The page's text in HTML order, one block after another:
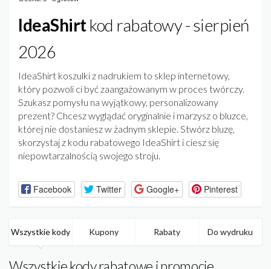
IdeaShirtkod rabatowy - sierpień
2026
IdeaShirt koszulki z nadrukiem to sklep internetowy,
który pozwoli ci być zaangażowanym w proces twórczy.
Szukasz pomysłu na wyjątkowy, personalizowany
prezent? Chcesz wyglądać oryginalnie i marzysz o bluzce,
której nie dostaniesz w żadnym sklepie. Stwórz bluzę,
skorzystaj z kodu rabatowego IdeaShirt i ciesz się
niepowtarzalnością swojego stroju.
Facebook Twitter Google+ Pinterest
Wszystkie kody Kupony Rabaty Do wydruku